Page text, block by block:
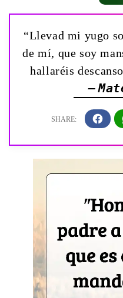
“Llevad mi yugo
de mí, que soy
hallaréis
—